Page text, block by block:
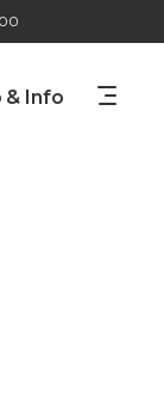
& Info